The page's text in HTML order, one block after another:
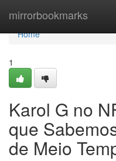
mirrorbookmarks
Home
Home
1
Karol G no
que
de Meio